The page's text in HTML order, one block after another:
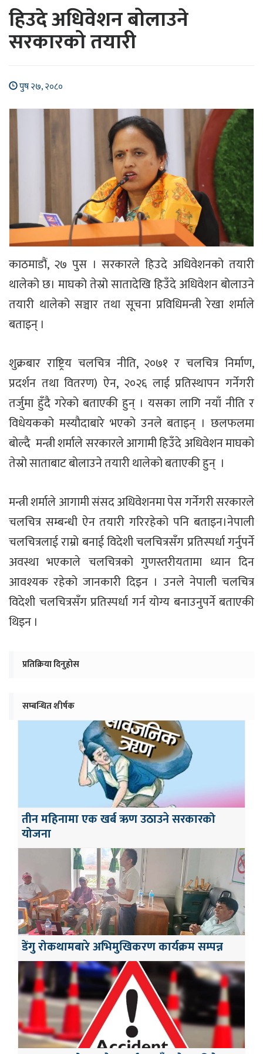
हिउदे अधिवेशन बोलाउने
सरकारको तयारी
पुष २७, २०८०
काठमाडौं, २७ पुस । सरकारले हिउदे अधिवेशनको तयारी
थालेको छ। माघको तेस्रो सातादेखि हिउँदे अधिवेशन बोलाउने
तयारी थालेको सञ्चार तथा सूचना प्रविधिमन्त्री रेखा शर्माले
बताइन् ।
शुक्रबार राष्ट्रिय चलचित्र नीति, २०७१ र चलचित्र निर्माण,
प्रदर्शन तथा वितरण) ऐन, २०२६ लाई प्रतिस्थापन गर्नेगरी
तर्जुमा हुँदै गरेको बताएकी हुन् । यसका लागि नयाँ नीति र
विधेयकको मस्यौदाबारे भएको उनले बताइन् । छलफलमा
बोल्दै मन्त्री शर्माले सरकारले आगामी हिउँदे अधिवेशन माघको
तेस्रो साताबाट बोलाउने तयारी थालेको बताएकी हुन् ।
मन्त्री शर्माले आगामी संसद अधिवेशनमा पेस गर्नेगरी सरकारले
चलचित्र सम्बन्धी ऐन तयारी गरिरहेको पनि बताइन।नेपाली
चलचित्रलाई राम्रो बनाई विदेशी चलचित्रसँग प्रतिस्पर्धा गर्नुपर्ने
अवस्था भएकाले चलचित्रको गुणस्तरीयतामा ध्यान दिन
आवश्यक रहेको जानकारी दिइन । उनले नेपाली चलचित्र
विदेशी चलचित्रसँग प्रतिस्पर्धा गर्न योग्य बनाउनुपर्ने बताएकी
थिइन ।
प्रतिक्रिया दिनुहोस
सम्बन्धित शीर्षक
तीन महिनामा एक खर्ब ऋण उठाउने सरकारको
योजना
डेंगु रोकथामबारे अभिमुखिकरण कार्यक्रम सम्पन्न